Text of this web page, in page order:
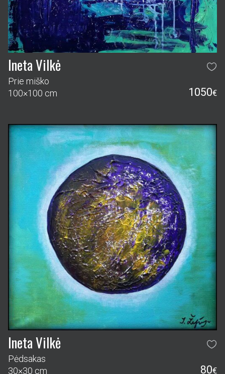
Ineta Vilkė
Prie miško
100×100 cm
1050€
Ineta Vilkė
Pėdsakas
30×30 cm
80€